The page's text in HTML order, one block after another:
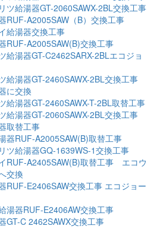
ツ給湯器GT-2060SAWX-2BL交換工事
RUF-A2005SAW（B）交換工事
給湯器交換工事
RUF-A2005SAW(B)交換工事
給湯器GT-C2462SARX-2BLエコジョ
給湯器GT-2460SAWX-2BL交換工事
に交換
給湯器GT-2460SAWX-T-2BL取替工事
給湯器GT-2060SAWX-2BL交換工事
取替工事
器RUF-A2005SAW(B)取替工事
ツ給湯器GQ-1639WS-1交換工事
RUF-A2405SAW(B)取替工事 エコウ
交換
RUF-E2406SAW交換工事 エコジョー
湯器RUF-E2406AW交換工事
GT-C 2462SAWX交換工事